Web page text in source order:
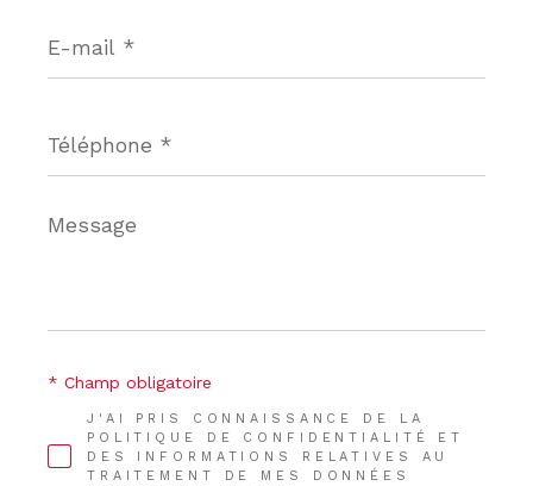
mail
*
*
Message
*
J'AI PRIS CONNAISSANCE DE LA
POLITIQUE DE CONFIDENTIALITÉ ET
DES INFORMATIONS RELATIVES AU
TRAITEMENT DE MES DONNÉES
* Champ obligatoire